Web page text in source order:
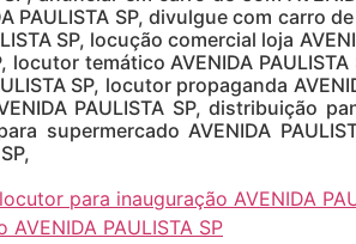
SP, divulgue com carro de
SP, locução comercial loja
temático AVENIDA
SP, locutor propaganda
PAULISTA SP, distribuição
supermercado AVENIDA
locutor para inauguração AVENIDA
PAULISTA SP